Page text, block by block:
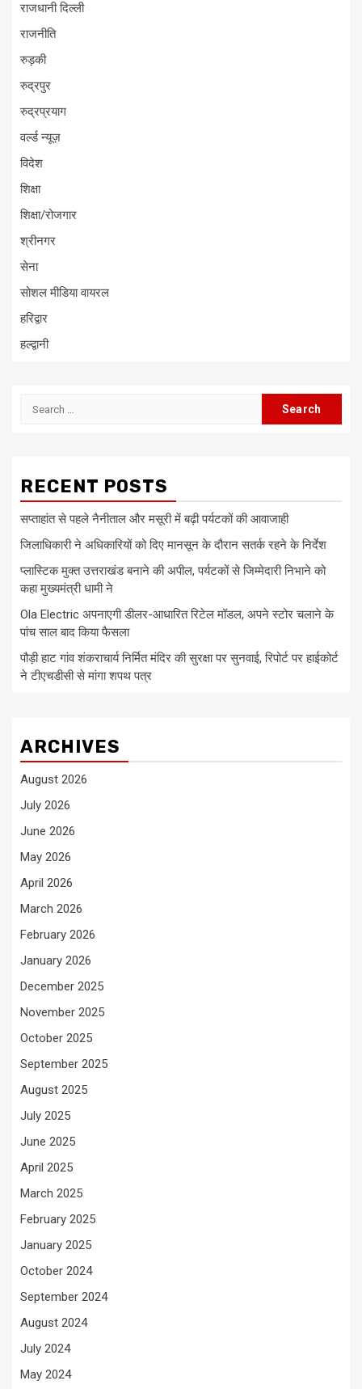
राजधानी दिल्ली
राजनीति
रुड़की
रुद्रपुर
रुद्रप्रयाग
वर्ल्ड न्यूज़
विदेश
शिक्षा
शिक्षा/रोजगार
श्रीनगर
सेना
सोशल मीडिया वायरल
हरिद्वार
हल्द्वानी
Search
RECENT POSTS
सप्ताहांत से पहले नैनीताल और मसूरी में बढ़ी पर्यटकों की आवाजाही
जिलाधिकारी ने अधिकारियों को दिए मानसून के दौरान सतर्क रहने के निर्देश
प्लास्टिक मुक्त उत्तराखंड बनाने की अपील, पर्यटकों से जिम्मेदारी निभाने को
कहा मुख्यमंत्री धामी ने
Ola Electric अपनाएगी डीलर-आधारित रिटेल मॉडल, अपने स्टोर चलाने के
पांच साल बाद किया फैसला
पौड़ी हाट गांव शंकराचार्य निर्मित मंदिर की सुरक्षा पर सुनवाई, रिपोर्ट पर हाईकोर्ट
ने टीएचडीसी से मांगा शपथ पत्र
ARCHIVES
August 2026
July 2026
June 2026
May 2026
April 2026
March 2026
February 2026
January 2026
December 2025
November 2025
October 2025
September 2025
August 2025
July 2025
June 2025
April 2025
March 2025
February 2025
January 2025
October 2024
September 2024
August 2024
July 2024
May 2024